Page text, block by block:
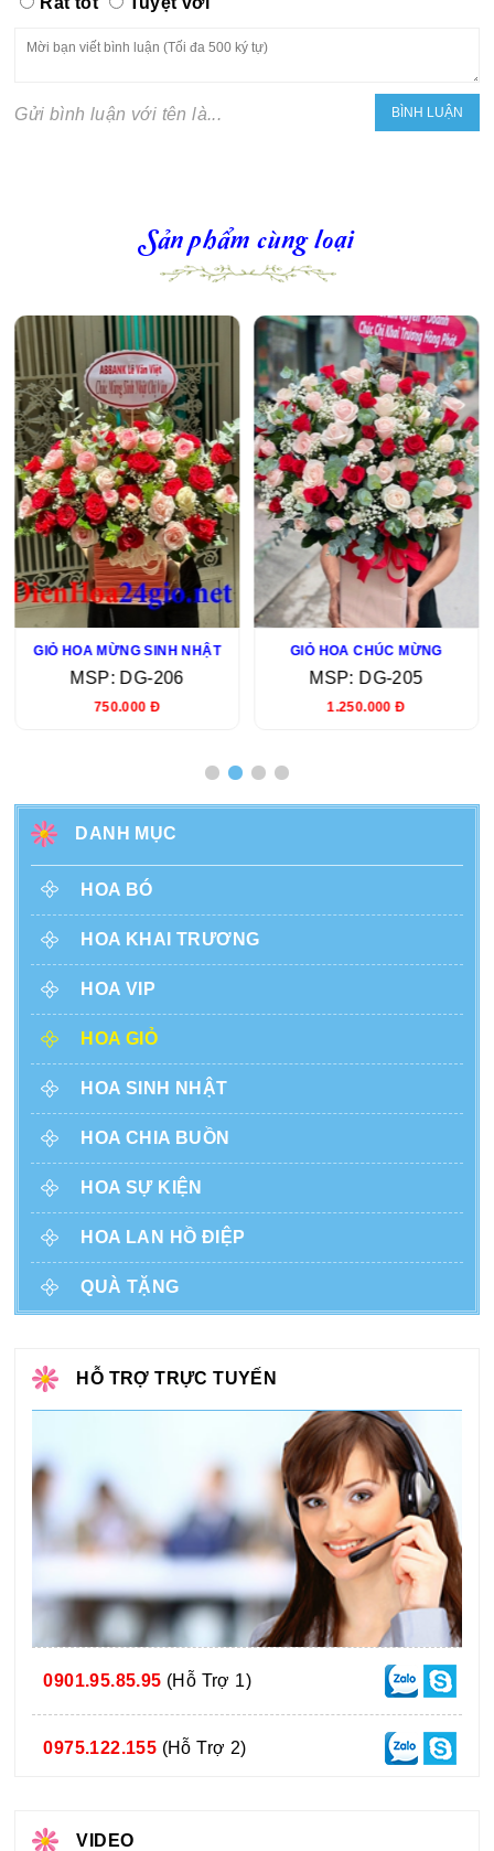
Gửi bình luận với tên là...
Sản phẩm cùng loại
GIỎ HOA MỪNG SINH NHẬT
MSP: DG-206
750.000 Đ
GIỎ HOA CHÚC MỪNG
MSP: DG-205
1.250.000 Đ
DANH MỤC
HOA BÓ
HOA KHAI TRƯƠNG
HOA VIP
HOA GIỎ
HOA SINH NHẬT
HOA CHIA BUỒN
HOA SỰ KIỆN
HOA LAN HỒ ĐIỆP
QUÀ TẶNG
HỖ TRỢ TRỰC TUYẾN
0901.95.85.95 (Hỗ Trợ 1)
0975.122.155 (Hỗ Trợ 2)
VIDEO